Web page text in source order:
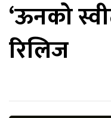
‘ऊनको
रिलिज